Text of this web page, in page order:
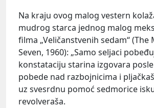
Na kraju ovog malog vestern
mudrog starca jednog malog
filma „Veličanstvenih sedam“
Seven, 1960): „Samo seljaci
konstataciju starina izgovara
pobede nad razbojnicima i
uz svesrdnu pomoć sedmorice
revolveraša.